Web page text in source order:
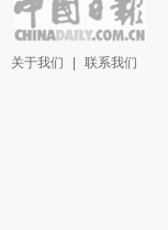
关于我们 联系我们